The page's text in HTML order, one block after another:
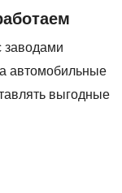
заводами
автомобильные
выгодные